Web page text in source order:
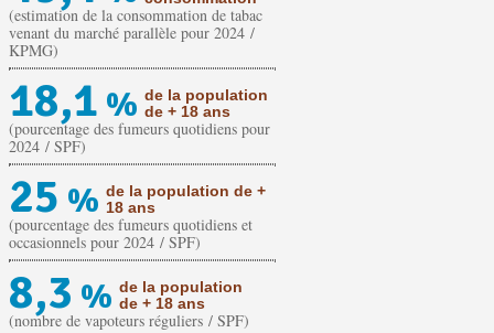
(estimation de la consommation de tabac
venant du marché parallèle pour 2024 /
KPMG)
18,1 % de la population
de + 18 ans
(pourcentage des fumeurs quotidiens pour
2024 / SPF)
25 % de la population de +
18 ans
(pourcentage des fumeurs quotidiens et
occasionnels pour 2024 / SPF)
8,3 % de la population
de + 18 ans
(nombre de vapoteurs réguliers / SPF)